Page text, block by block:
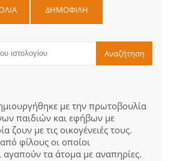
ΔΗΜΟΦΙΛΗ
με την πρωτοβουλία
παιδιών και εφήβων με
ζουν με τις οικογένειές τους.
φίλους οι οποίοι
αγαπούν τα άτομα με αναπηρίες.